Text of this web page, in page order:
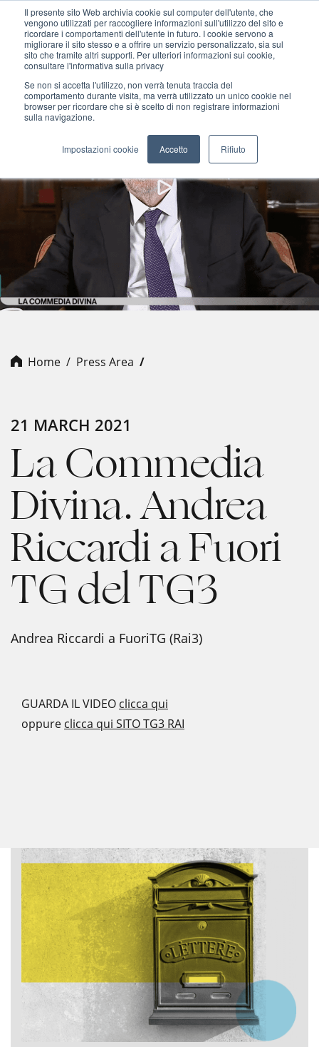
Il presente sito Web archivia cookie sul computer dell'utente, che
vengono utilizzati per raccogliere informazioni sull'utilizzo del sito e
ricordare i comportamenti dell'utente in futuro. I cookie servono a
migliorare il sito stesso e a offrire un servizio personalizzato, sia sul
sito che tramite altri supporti. Per ulteriori informazioni sui cookie,
consultare l'informativa sulla privacy
Se non si accetta l'utilizzo, non verrà tenuta traccia del
comportamento durante visita, ma verrà utilizzato un unico cookie nel
browser per ricordare che si è scelto di non registrare informazioni
sulla navigazione.
Impostazioni cookie Accetto Rifiuto
MENU
Home Press Area
21 MARCH 2021
La Commedia
Divina. Andrea
Riccardi a Fuori
TG del TG3
Andrea Riccardi a FuoriTG (Rai3)
GUARDA IL VIDEO clicca qui
oppure clicca qui SITO TG3 RAI